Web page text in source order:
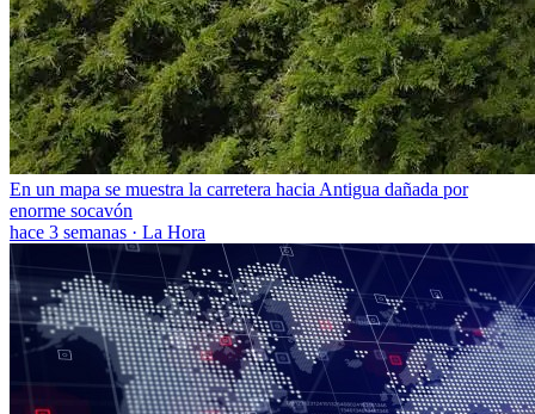
En un mapa se muestra la carretera hacia Antigua dañada por
enorme socavón
hace 3 semanas · La Hora